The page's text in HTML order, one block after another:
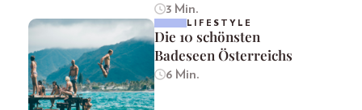
3 Min.
LIFESTYLE
Die 10 schönsten
Badeseen Österreichs
6 Min.